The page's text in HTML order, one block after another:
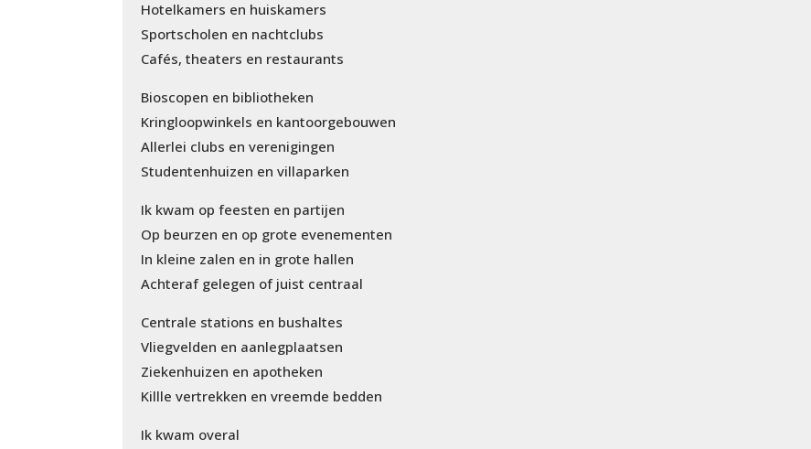
Hotelkamers en huiskamers
Sportscholen en nachtclubs
Cafés, theaters en restaurants
Bioscopen en bibliotheken
Kringloopwinkels en kantoorgebouwen
Allerlei clubs en verenigingen
Studentenhuizen en villaparken
Ik kwam op feesten en partijen
Op beurzen en op grote evenementen
In kleine zalen en in grote hallen
Achteraf gelegen of juist centraal
Centrale stations en bushaltes
Vliegvelden en aanlegplaatsen
Ziekenhuizen en apotheken
Killle vertrekken en vreemde bedden
Ik kwam overal